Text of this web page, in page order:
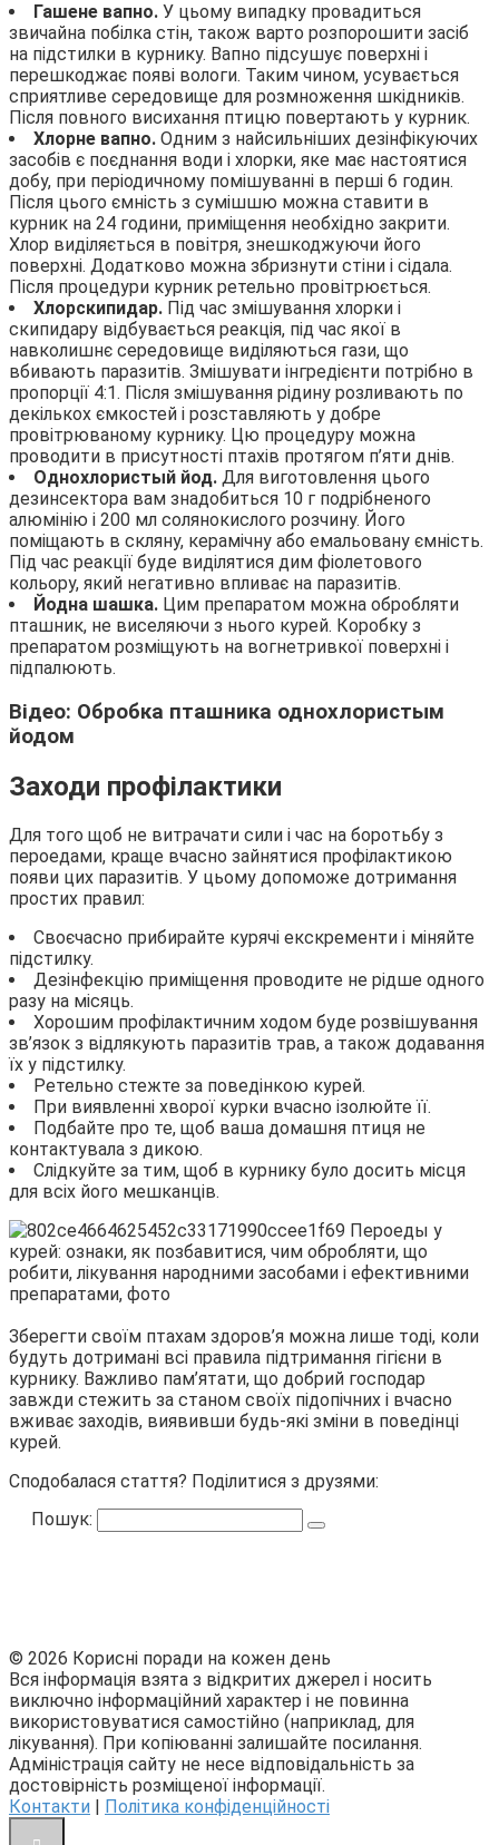
Гашене вапно. У цьому випадку провадиться
звичайна побілка стін, також варто розпорошити засіб
на підстилки в курнику. Вапно підсушує поверхні і
перешкоджає появі вологи. Таким чином, усувається
сприятливе середовище для розмноження шкідників.
Після повного висихання птицю повертають у курник.
Хлорне вапно. Одним з найсильніших дезінфікуючих
засобів є поєднання води і хлорки, яке має настоятися
добу, при періодичному помішуванні в перші 6 годин.
Після цього ємність з сумішшю можна ставити в
курник на 24 години, приміщення необхідно закрити.
Хлор виділяється в повітря, знешкоджуючи його
поверхні. Додатково можна збризнути стіни і сідала.
Після процедури курник ретельно провітрюється.
Хлорскипидар. Під час змішування хлорки і
скипидару відбувається реакція, під час якої в
навколишнє середовище виділяються гази, що
вбивають паразитів. Змішувати інгредієнти потрібно в
пропорції 4:1. Після змішування рідину розливають по
декількох ємкостей і розставляють у добре
провітрюваному курнику. Цю процедуру можна
проводити в присутності птахів протягом п’яти днів.
Однохлористый йод. Для виготовлення цього
дезинсектора вам знадобиться 10 г подрібненого
алюмінію і 200 мл солянокислого розчину. Його
поміщають в скляну, керамічну або емальовану ємність.
Під час реакції буде виділятися дим фіолетового
кольору, який негативно впливає на паразитів.
Йодна шашка. Цим препаратом можна обробляти
пташник, не виселяючи з нього курей. Коробку з
препаратом розміщують на вогнетривкої поверхні і
підпалюють.
Відео: Обробка пташника однохлористым
йодом
Заходи профілактики
Для того щоб не витрачати сили і час на боротьбу з
пероедами, краще вчасно зайнятися профілактикою
появи цих паразитів. У цьому допоможе дотримання
простих правил:
Своєчасно прибирайте курячі екскременти і міняйте
підстилку.
Дезінфекцію приміщення проводите не рідше одного
разу на місяць.
Хорошим профілактичним ходом буде розвішування
зв’язок з відлякують паразитів трав, а також додавання
їх у підстилку.
Ретельно стежте за поведінкою курей.
При виявленні хворої курки вчасно ізолюйте її.
Подбайте про те, щоб ваша домашня птиця не
контактувала з дикою.
Слідкуйте за тим, щоб в курнику було досить місця
для всіх його мешканців.
Зберегти своїм птахам здоров’я можна лише тоді, коли
будуть дотримані всі правила підтримання гігієни в
курнику. Важливо пам’ятати, що добрий господар
завжди стежить за станом своїх підопічних і вчасно
вживає заходів, виявивши будь-які зміни в поведінці
курей.
Сподобалася стаття? Поділитися з друзями:
Пошук:
© 2026 Корисні поради на кожен день
Вся інформація взята з відкритих джерел і носить
виключно інформаційний характер і не повинна
використовуватися самостійно (наприклад, для
лікування). При копіюванні залишайте посилання.
Адміністрація сайту не несе відповідальність за
достовірність розміщеної інформації.
Контакти | Політика конфіденційності